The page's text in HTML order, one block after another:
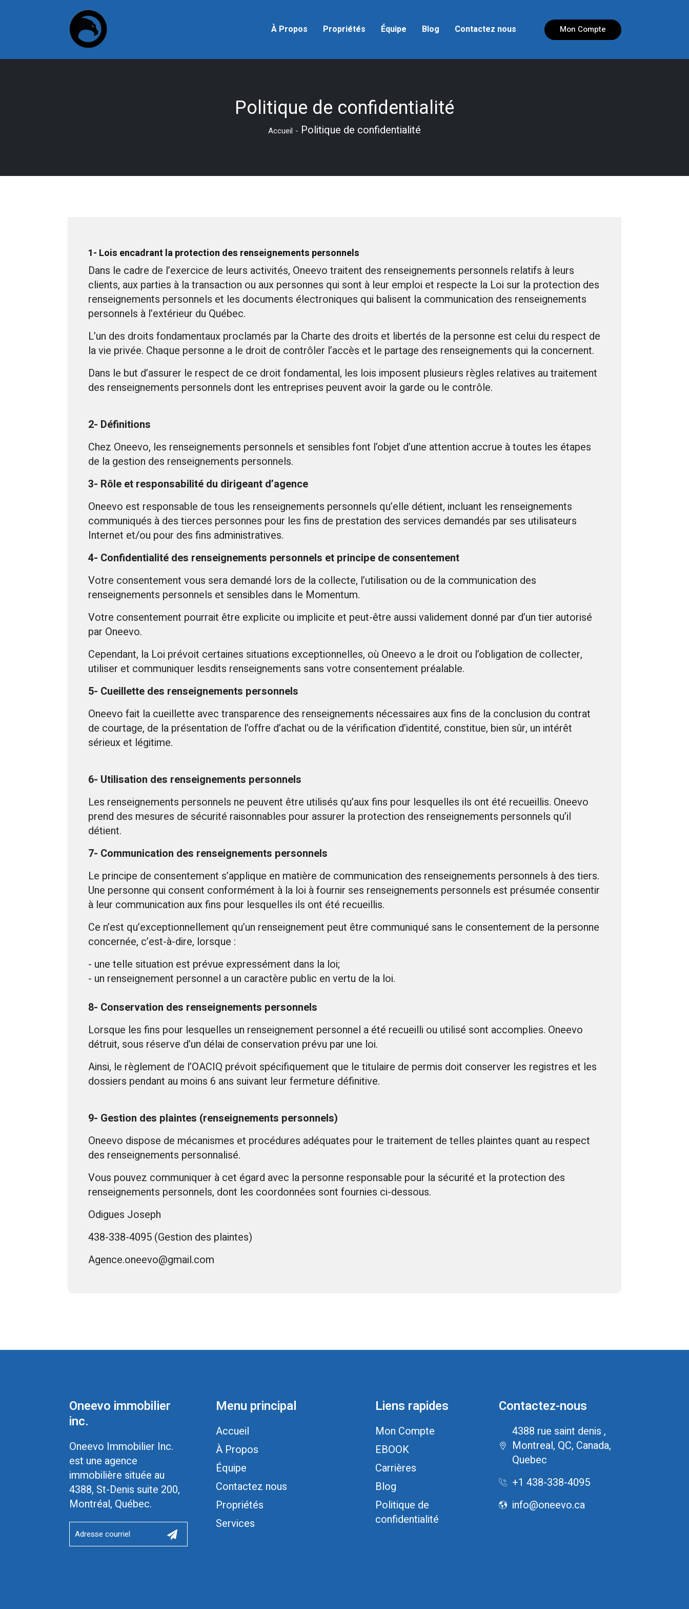
À Propos Propriétés Équipe Blog Contactez nous Mon Compte
Politique de confidentialité
Accueil Politique de confidentialité
1- Lois encadrant la protection des renseignements personnels
Dans le cadre de l’exercice de leurs activités, Oneevo traitent des renseignements personnels relatifs à leurs
clients, aux parties à la transaction ou aux personnes qui sont à leur emploi et respecte la Loi sur la protection des
renseignements personnels et les documents électroniques qui balisent la communication des renseignements
personnels à l’extérieur du Québec.
L’un des droits fondamentaux proclamés par la Charte des droits et libertés de la personne est celui du respect de
la vie privée. Chaque personne a le droit de contrôler l’accès et le partage des renseignements qui la concernent.
Dans le but d’assurer le respect de ce droit fondamental, les lois imposent plusieurs règles relatives au traitement
des renseignements personnels dont les entreprises peuvent avoir la garde ou le contrôle.
2- Définitions
Chez Oneevo, les renseignements personnels et sensibles font l’objet d’une attention accrue à toutes les étapes
de la gestion des renseignements personnels.
3- Rôle et responsabilité du dirigeant d’agence
Oneevo est responsable de tous les renseignements personnels qu’elle détient, incluant les renseignements
communiqués à des tierces personnes pour les fins de prestation des services demandés par ses utilisateurs
Internet et/ou pour des fins administratives.
4- Confidentialité des renseignements personnels et principe de consentement
Votre consentement vous sera demandé lors de la collecte, l’utilisation ou de la communication des
renseignements personnels et sensibles dans le Momentum.
Votre consentement pourrait être explicite ou implicite et peut-être aussi validement donné par d’un tier autorisé
par Oneevo.
Cependant, la Loi prévoit certaines situations exceptionnelles, où Oneevo a le droit ou l’obligation de collecter,
utiliser et communiquer lesdits renseignements sans votre consentement préalable.
5- Cueillette des renseignements personnels
Oneevo fait la cueillette avec transparence des renseignements nécessaires aux fins de la conclusion du contrat
de courtage, de la présentation de l’offre d’achat ou de la vérification d’identité, constitue, bien sûr, un intérêt
sérieux et légitime.
6- Utilisation des renseignements personnels
Les renseignements personnels ne peuvent être utilisés qu’aux fins pour lesquelles ils ont été recueillis. Oneevo
prend des mesures de sécurité raisonnables pour assurer la protection des renseignements personnels qu’il
détient.
7- Communication des renseignements personnels
Le principe de consentement s’applique en matière de communication des renseignements personnels à des tiers.
Une personne qui consent conformément à la loi à fournir ses renseignements personnels est présumée consentir
à leur communication aux fins pour lesquelles ils ont été recueillis.
Ce n’est qu’exceptionnellement qu’un renseignement peut être communiqué sans le consentement de la personne
concernée, c’est-à-dire, lorsque :
- une telle situation est prévue expressément dans la loi;
- un renseignement personnel a un caractère public en vertu de la loi.
8- Conservation des renseignements personnels
Lorsque les fins pour lesquelles un renseignement personnel a été recueilli ou utilisé sont accomplies. Oneevo
détruit, sous réserve d’un délai de conservation prévu par une loi.
Ainsi, le règlement de l’OACIQ prévoit spécifiquement que le titulaire de permis doit conserver les registres et les
dossiers pendant au moins 6 ans suivant leur fermeture définitive.
9- Gestion des plaintes (renseignements personnels)
Oneevo dispose de mécanismes et procédures adéquates pour le traitement de telles plaintes quant au respect
des renseignements personnalisé.
Vous pouvez communiquer à cet égard avec la personne responsable pour la sécurité et la protection des
renseignements personnels, dont les coordonnées sont fournies ci-dessous.
Odigues Joseph
438-338-4095 (Gestion des plaintes)
Agence.oneevo@gmail.com
Oneevo immobilier
inc.
Oneevo Immobilier Inc.
est une agence
immobilière située au
4388, St-Denis suite 200,
Montréal, Québec.
Menu principal
Accueil
À Propos
Équipe
Contactez nous
Propriétés
Services
Liens rapides
Mon Compte
EBOOK
Carrières
Blog
Politique de
confidentialité
Contactez-nous
4388 rue saint denis ,
Montreal, QC, Canada,
Quebec
+1 438-338-4095
info@oneevo.ca